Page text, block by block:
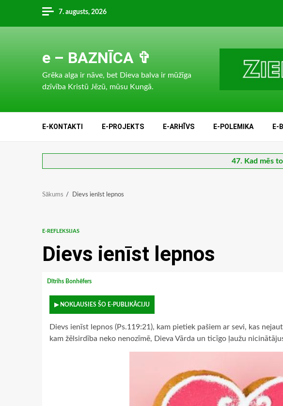
content
7. augusts, 2026
e – BAZNĪCA ✞
Grēka alga ir nāve, bet Dieva balva ir mūžīga
dzīvība Kristū Jēzū, mūsu Kungā.
E-KONTAKTI E-PROJEKTS E-ARHĪVS E-POLEMIKA E-
47. Kad mēs
Sākums Dievs ienīst lepnos
E-REFLEKSIJAS
Dievs ienīst lepnos
Dītrihs Bonhēfers
▶ NOKLAUSIES ŠO E-PUBLIKĀCIJU
Dievs ienīst lepnos (Ps.119:21), kam pietiek pašiem ar sevi, kas
kam žēlsirdība neko nenozīmē, Dieva Vārda un ticīgo ļaužu